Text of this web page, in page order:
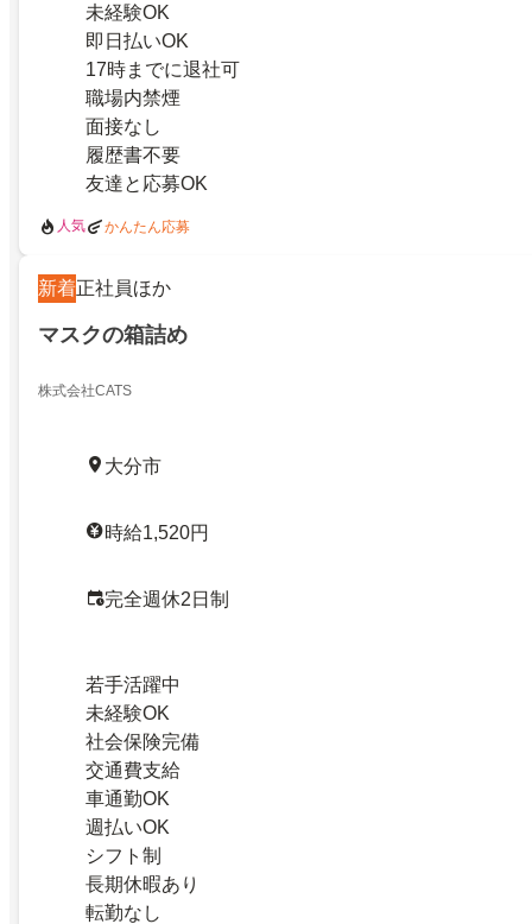
未経験OK
即日払いOK
17時までに退社可
職場内禁煙
面接なし
履歴書不要
友達と応募OK
人気 かんたん応募
新着正社員ほか
マスクの箱詰め
株式会社CATS
大分市
時給1,520円
完全週休2日制
若手活躍中
未経験OK
社会保険完備
交通費支給
車通勤OK
週払いOK
シフト制
長期休暇あり
転勤なし